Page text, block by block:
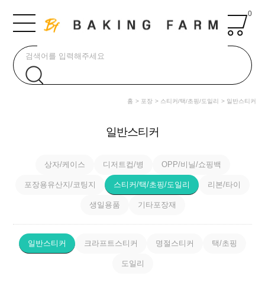
0
홈 포장 스티커/택/초핑/도일리 일반스티커
일반스티커
상자/케이스 디저트컵/병 OPP/비닐/쇼핑백
포장용유산지/코팅지 스티커/택/초핑/도일리 리본/타이
생일용품 기타포장재
일반스티커 크라프트스티커 명절스티커 택/초핑
도일리